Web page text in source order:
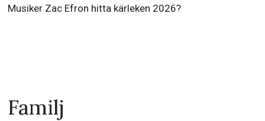
Musiker Zac Efron hitta kärleken 2026?
Familj